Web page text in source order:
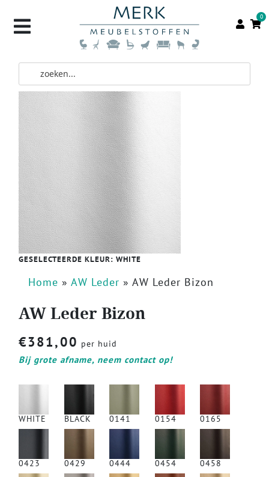
0
GESELECTEERDE KLEUR: WHITE
Home » AW Leder » AW Leder Bizon
AW Leder Bizon
€381,00 per huid
Bij grote afname, neem contact op!
WHITE BLACK 0141 0154 0165
0423 0429 0444 0454 0458